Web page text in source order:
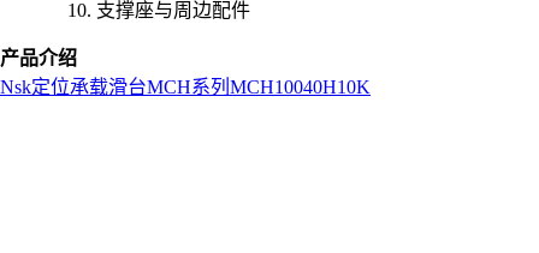
支撑座与周边配件
产品介绍
Nsk定位承载滑台MCH系列 MCH10040H10K